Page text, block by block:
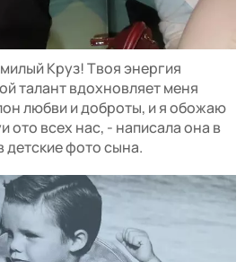
Круз! Твоя энергия
талант вдохновляет меня
любви и доброты, и я обожаю
ото всех нас, - написала она в
фото сына.